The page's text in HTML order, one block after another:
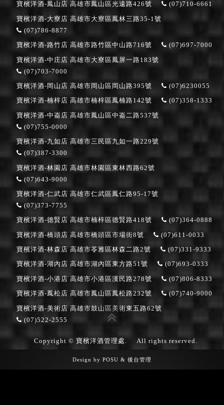
寶檳洋酒-鳳山店 高雄市鳳山區光遠路426號 (07)710-6661
寶檳洋酒-大寮店 高雄市大寮區鳳林三路35-1號
(07)786-8877
寶檳洋酒-路竹店 高雄市路竹區中山路716號 (07)697-7000
寶檳洋酒-中庄店 高雄市大寮區鳳屏一路183號
(07)703-7000
寶檳洋酒-岡山店 高雄市岡山區岡山路395號 (07)6230055
寶檳洋酒-楠梓店 高雄市楠梓區鳳楠路142號 (07)358-1333
寶檳洋酒-中崙店 高雄市鳳山區中崙二路537號
(07)755-0000
寶檳洋酒-九如店 高雄市三民區九如一路229號
(07)387-3300
寶檳洋酒-林園店 高雄市林園區東林西路62號
(07)643-9000
寶檳洋酒-仁武店 高雄市仁武區鳳仁路95-17號
(07)373-7755
寶檳洋酒-德賢店 高雄市楠梓區德賢路418號 (07)364-0888
寶檳洋酒-橋頭店 高雄市橋頭區市場街8號 (07)611-0033
寶檳洋酒-林森店 高雄市苓雅區林森二路2號 (07)331-9333
寶檳洋酒-湖內店 高雄市湖內區東方路51號 (07)693-0333
寶檳洋酒-小港店 高雄市小港區漢民路278號 (07)806-8333
寶檳洋酒-鳳松店 高雄市鳳山區鳳松路232號 (07)740-9000
寶檳洋酒-美術店 高雄市鼓山區美術東五路62號
(07)522-2555
Copyright © 寶檳洋酒管理處. All rights reserved.
Design by POSU & 後台管理